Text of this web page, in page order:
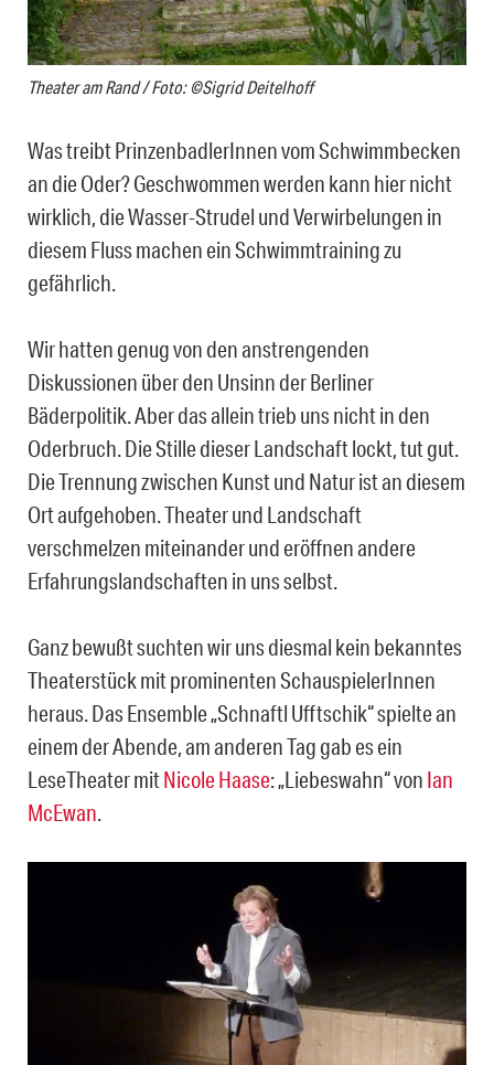
Theater am Rand / Foto: ©Sigrid Deitelhoff
Was treibt PrinzenbadlerInnen vom Schwimmbecken
an die Oder? Geschwommen werden kann hier nicht
wirklich, die Wasser-Strudel und Verwirbelungen in
diesem Fluss machen ein Schwimmtraining zu
gefährlich.
Wir hatten genug von den anstrengenden
Diskussionen über den Unsinn der Berliner
Bäderpolitik. Aber das allein trieb uns nicht in den
Oderbruch. Die Stille dieser Landschaft lockt, tut gut.
Die Trennung zwischen Kunst und Natur ist an diesem
Ort aufgehoben. Theater und Landschaft
verschmelzen miteinander und eröffnen andere
Erfahrungslandschaften in uns selbst.
Ganz bewußt suchten wir uns diesmal kein bekanntes
Theaterstück mit prominenten SchauspielerInnen
heraus. Das Ensemble „Schnaftl Ufftschik“ spielte an
einem der Abende, am anderen Tag gab es ein
LeseTheater mitNicole Haase: „Liebeswahn“ von Ian
McEwan.